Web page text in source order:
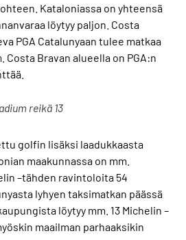
Kataloniassa on yhteensä
löytyy paljon. Costa
PGA Catalunyaan tulee matkaa
Costa Bravan alueella on PGA:n
reikä 13
golfin lisäksi laadukkaasta
maakunnassa on mm.
–tähden ravintoloita 54
lyhyen taksimatkan päässä
löytyy mm. 13 Michelin –
maailman parhaaksikin